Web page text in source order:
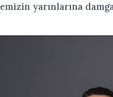
yarınlarına